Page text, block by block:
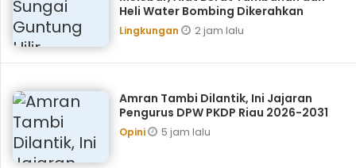
Heli Water Bombing Dikerahkan
Lingkungan 2 jam lalu
Amran Tambi Dilantik, Ini Jajaran
Pengurus DPW PKDP Riau 2026-2031
Opini 5 jam lalu